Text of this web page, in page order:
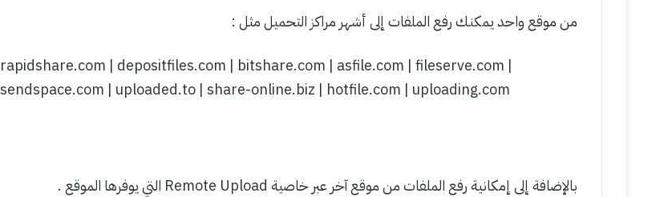
من موقع واحد يمكنك رفع الملفات إلى أشهر مراكز التحميل مثل :
rapidshare.com | depositfiles.com | bitshare.com | asfile.com | fileserve.com |
sendspace.com | uploaded.to | share-online.biz | hotfile.com | uploading.com
بالإضافة إلى إمكانية رفع الملفات من موقع آخر عبر خاصية Remote Upload التي يوفرها الموقع .